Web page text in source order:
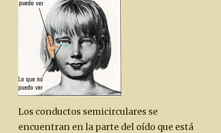
Los conductos semicirculares se
encuentran en la parte del oído que está